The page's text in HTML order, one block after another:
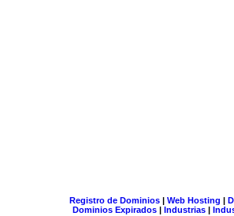
Registro de Dominios| Web Hosting |
Dominios Expirados | Industrias |